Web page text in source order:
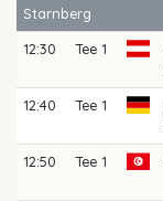
Starnberg
12:30
Tee 1
12:40 Tee 1
12:50
Tee 1